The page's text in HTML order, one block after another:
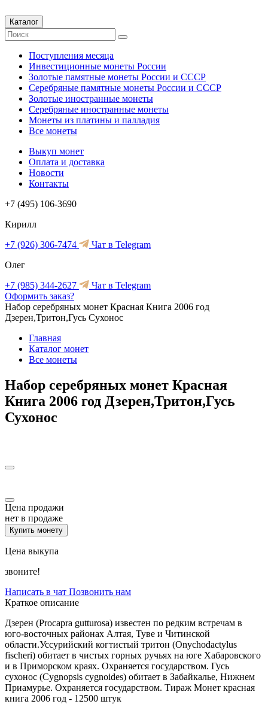
Каталог
Поступления месяца
Инвестиционные монеты России
Золотые памятные монеты России и СССР
Серебряные памятные монеты России и СССР
Золотые иностранные монеты
Серебряные иностранные монеты
Монеты из платины и палладия
Все монеты
Выкуп монет
Оплата и доставка
Новости
Контакты
+7 (495) 106-3690
Кирилл
+7 (926) 306-7474
Чат в Telegram
Олег
+7 (985) 344-2627
Чат в Telegram
Оформить заказ?
Набор серебряных монет Красная Книга 2006 год
Дзерен,Тритон,Гусь Сухонос
Главная
Каталог монет
Все монеты
Набор серебряных монет Красная
Книга 2006 год Дзерен,Тритон,Гусь
Сухонос
Цена продажи
нет в продаже
Купить монету
Цена выкупа
звоните!
Написать в чат Позвонить нам
Краткое описание
Дзерен (Procapra gutturosa) известен по редким встречам в
юго-восточных районах Алтая, Туве и Читинской
области.Уссурийский когтистый тритон (Onychodactylus
fischeri) обитает в чистых горных ручьях на юге Хабаровского
и в Приморском краях. Охраняется государством. Гусь
сухонос (Cygnopsis cygnoides) обитает в Забайкалье, Нижнем
Приамурье. Охраняется государством. Тираж Монет красная
книга 2006 год - 12500 штук